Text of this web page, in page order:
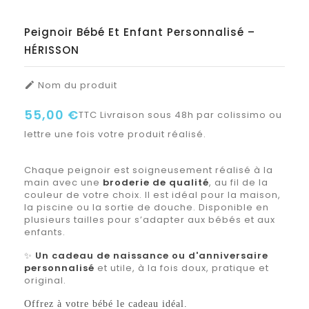
Peignoir Bébé Et Enfant Personnalisé –
HÉRISSON
 Nom du produit
55,00 €TTC Livraison sous 48h par colissimo ou
lettre une fois votre produit réalisé.
Chaque peignoir est soigneusement réalisé à la
main avec une broderie de qualité, au fil de la
couleur de votre choix. Il est idéal pour la maison,
la piscine ou la sortie de douche. Disponible en
plusieurs tailles pour s’adapter aux bébés et aux
enfants.
✨ Un cadeau de naissance ou d'anniversaire
personnalisé et utile, à la fois doux, pratique et
original.
Offrez à votre bébé le cadeau idéal.